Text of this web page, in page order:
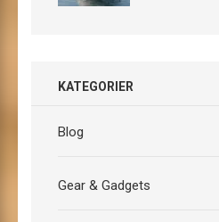
KATEGORIER
Blog
Gear & Gadgets